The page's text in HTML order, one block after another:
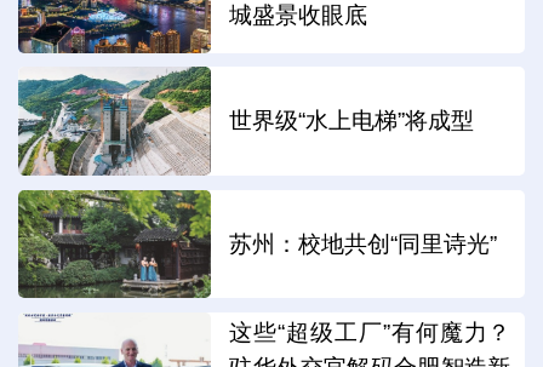
城盛景收眼底
世界级“水上电梯”将成型
苏州：校地共创“同里诗光”
这些“超级工厂”有何魔力？